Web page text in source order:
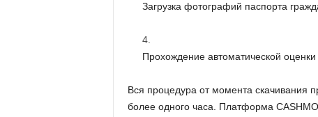
Загрузка фотографий паспорта
Прохождение автоматической
Вся процедура от момента скачивания
более одного часа. Платформа